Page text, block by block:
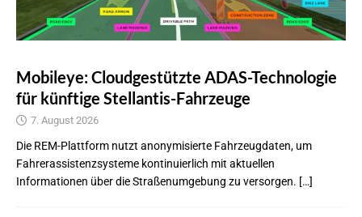
Mobileye: Cloudgestützte ADAS-Technologie
für künftige Stellantis-Fahrzeuge
7. August 2026
Die REM-Plattform nutzt anonymisierte Fahrzeugdaten, um
Fahrerassistenzsysteme kontinuierlich mit aktuellen
Informationen über die Straßenumgebung zu versorgen. […]